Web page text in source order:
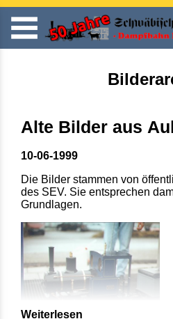
Alte Bilder aus
10-06-1999
Die Bilder stammen von
des SEV. Sie entsprechen
Grundlagen.
Weiterlesen